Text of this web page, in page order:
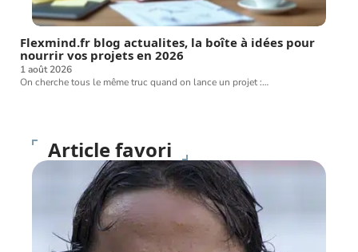
Flexmind.fr blog actualites, la boîte à idées pour
nourrir vos projets en 2026
1 août 2026
On cherche tous le même truc quand on lance un projet :…
Article favori